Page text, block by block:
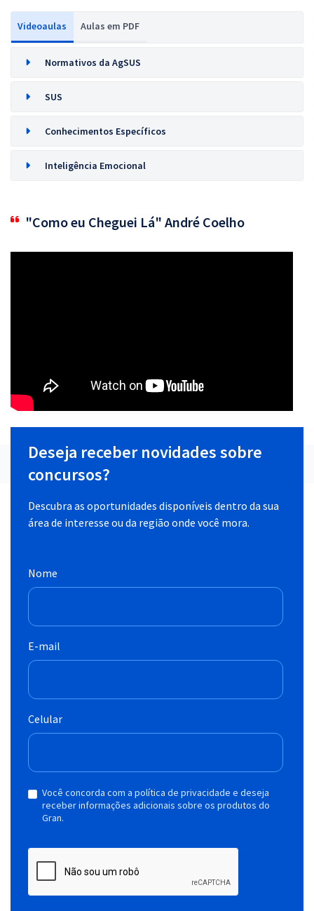
Videoaulas Aulas em PDF
Normativos da AgSUS
SUS
Conhecimentos Específicos
Inteligência Emocional
"Como eu Cheguei Lá" André Coelho
Deseja receber novidades sobre
concursos?
Descubra as oportunidades disponíveis dentro da sua
área de interesse ou da região onde você mora.
Nome
E-mail
Celular
Você concorda com a política de privacidade e deseja
receber informações adicionais sobre os produtos do
Gran.